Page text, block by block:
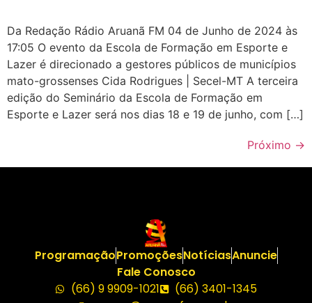
Da Redação Rádio Aruanã FM 04 de Junho de 2024 às
17:05 O evento da Escola de Formação em Esporte e
Lazer é direcionado a gestores públicos de municípios
mato-grossenses Cida Rodrigues | Secel-MT A terceira
edição do Seminário da Escola de Formação em
Esporte e Lazer será nos dias 18 e 19 de junho, com […]
Próximo →
ProgramaçãoPromoçõesNotíciasAnuncie
Fale Conosco
(66) 9 9909-1021
(66) 3401-1345